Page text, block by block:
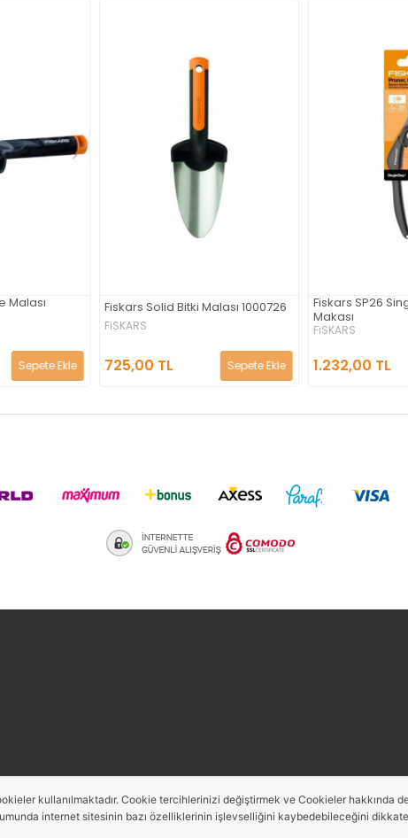
Malası
Sepete Ekle
Fiskars Solid Bitki Malası 1000726
FiSKARS
725,00 TL Sepete Ekle
Fiskars SP26
Makası
FiSKARS
1.232,00 TL
Bu site,PobolEti® Entegre E-ticaret Sistemi ile hazırlanmıştır.
kullanılmaktadır. Cookie tercihlerinizi değiştirmek ve Cookieler hakkında
internet sitesinin bazı özelliklerinin işlevselliğini kaybedebileceğini dikkate